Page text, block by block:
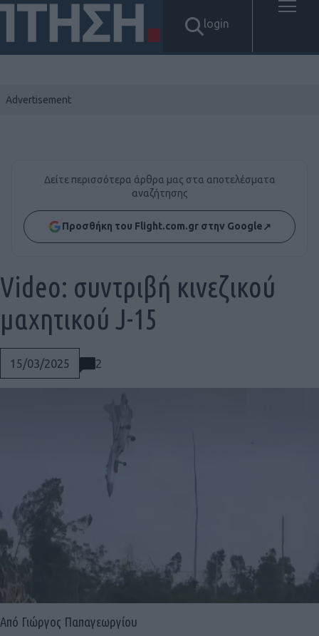
login
Social
Δείτε περισσότερα άρθρα μας στα αποτελέσματα
αναζήτησης
Προσθήκη του Flight.com.gr στην Google↗
15/03/2025 2
Video: συντριβή κινεζικού
μαχητικού J-15
Από Γιώργος Παπαγεωργίου